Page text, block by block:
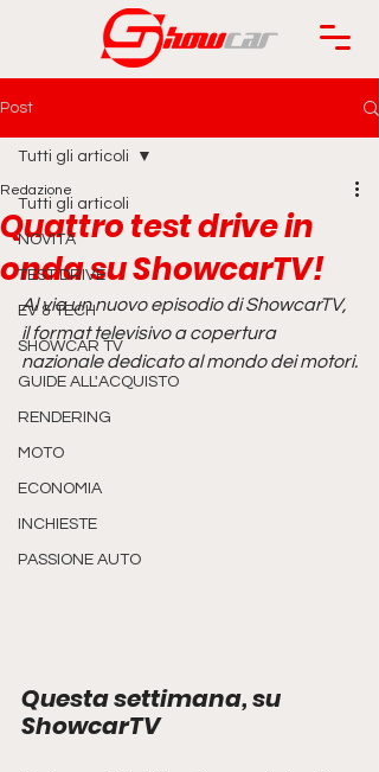
Post
Tutti gli articoli
NOVITÀ
TEST DRIVE
EV & TECH
SHOWCAR TV
GUIDE ALL'ACQUISTO
RENDERING
MOTO
ECONOMIA
INCHIESTE
PASSIONE AUTO
Tutti gli articoli
Quattro test drive in
onda su ShowcarTV!
Redazione
Al via un nuovo episodio di ShowcarTV,
il format televisivo a copertura
nazionale dedicato al mondo dei motori.
Questa settimana, su
ShowcarTV